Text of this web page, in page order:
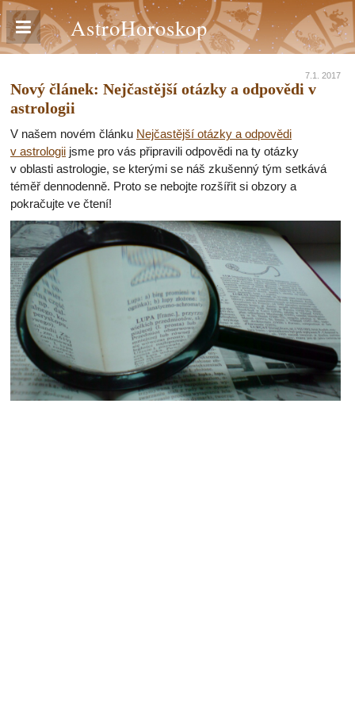
AstroHoroskop
7.1. 2017
Nový článek: Nejčastější otázky a odpovědi v
astrologii
V našem novém článku Nejčastější otázky a odpovědi
v astrologii jsme pro vás připravili odpovědi na ty otázky
v oblasti astrologie, se kterými se náš zkušenný tým setkává
téměř dennodenně. Proto se nebojte rozšířit si obzory a
pokračujte ve čtení!